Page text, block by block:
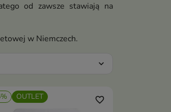
od zawsze stawiają na
w Niemczech.
expand_more
OUTLET favorite_border